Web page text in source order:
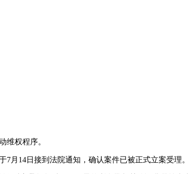
维权程序。
月14日接到法院通知，确认案件已被正式立案受理。